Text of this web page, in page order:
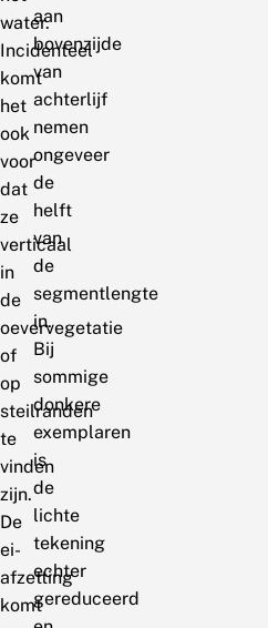
water.
Incidenteel
komt
het
ook
voor
dat
ze
verticaal
in
de
oevervegetatie
of
op
steilranden
te
vinden
zijn.
De
ei-
afzetting
komt
aan
bovenzijde
van
achterlijf
nemen
ongeveer
de
helft
van
de
segmentlengte
in.
Bij
sommige
donkere
exemplaren
is
de
lichte
tekening
echter
gereduceerd